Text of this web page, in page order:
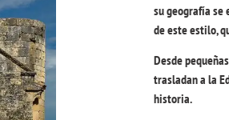
su geografía se
de este estilo,
Desde
trasladan a la
historia.